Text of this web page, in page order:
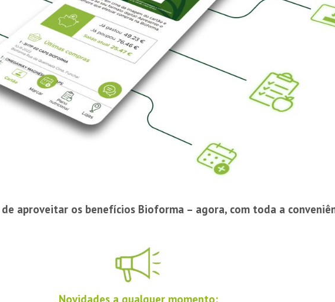
de aproveitar os benefícios Bioforma – agora, com toda a
Novidades a qualquer momento: